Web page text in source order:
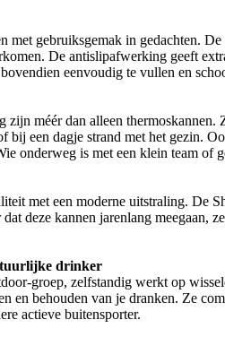
met gebruiksgemak in gedachten.
De antislipafwerking geeft
eenvoudig te vullen en
zijn méér dan alleen
bij een dagje strand met het gezin.
onderweg is met een klein team of
met een moderne uitstraling. De
deze kannen jarenlang
drinker
groep, zelfstandig werkt op
en behouden van je dranken. Ze
actieve buitensporter.